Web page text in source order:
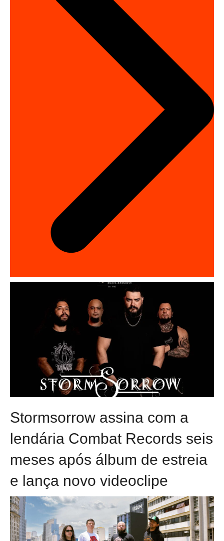
Stormsorrow assina com a
lendária Combat Records seis
meses após álbum de estreia
e lança novo videoclipe